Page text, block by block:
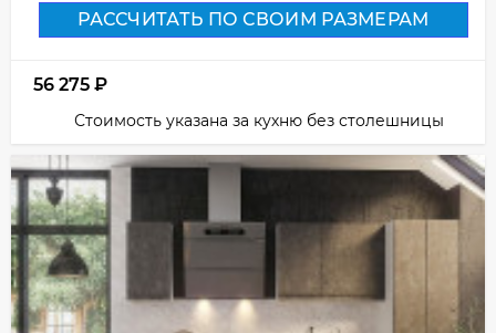
РАССЧИТАТЬ ПО СВОИМ РАЗМЕРАМ
56 275 ₽
Стоимость указана за кухню без столешницы